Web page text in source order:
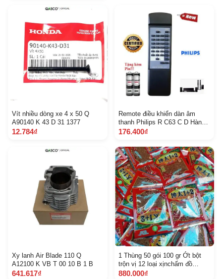
Vít nhiều dòng xe 4 x 50 Q
A90140 K 43 D 31 1377
12.784₫
Remote điều khiển dàn âm
thanh Philips R C63 C D Hàng
tốt mới 100 Tặng kèm Pin
176.400₫
Xy lanh Air Blade 110 Q
A12100 K VB T 00 10 B 1 B
641.617₫
1 Thùng 50 gói 100 gr Ớt bột
trộn vị 12 loại xịnchấm đồ
chiên, rán, nướng...
880.000₫